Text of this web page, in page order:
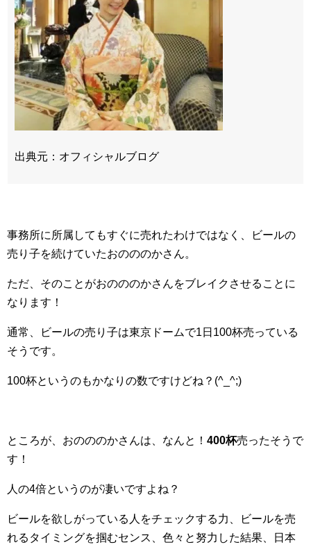
出典元：オフィシャルブログ
事務所に所属してもすぐに売れたわけではなく、ビールの
売り子を続けていたおのののかさん。
ただ、そのことがおのののかさんをブレイクさせることに
なります！
通常、ビールの売り子は東京ドームで1日100杯売っている
そうです。
100杯というのもかなりの数ですけどね？(^_^;)
ところが、おのののかさんは、なんと！ 400杯売ったそうで
す！
人の4倍というのが凄いですよね？
ビールを欲しがっている人をチェックする力、ビールを売
れるタイミングを掴むセンス、色々と努力した結果、日本